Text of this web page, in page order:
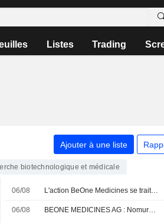
Listes Trading
Ajouter à une liste
biotechnologique et médicale
06/08 L'action BeOne Medicines se traite avec une décote par rapport à sa juste valeur, selon RBC
06/08 BEONE MEDICINES AG : Nomura toujours positif